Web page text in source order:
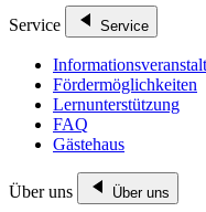
Service Service
Fördermöglichkeiten
Lernunterstützung
FAQ
Gästehaus
Über uns Über uns